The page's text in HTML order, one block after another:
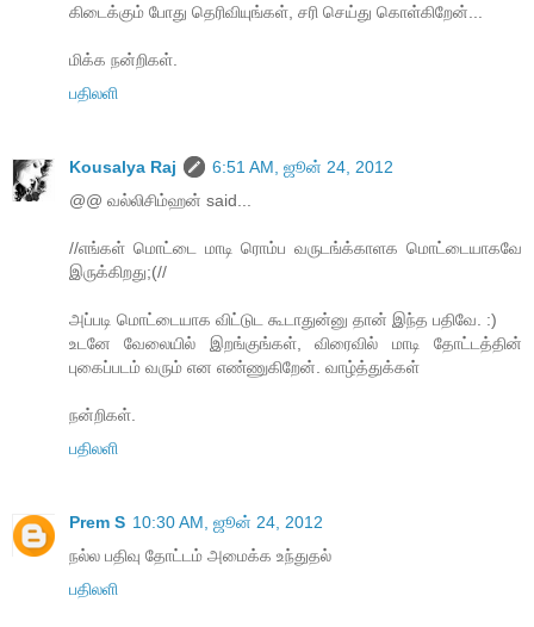
கிடைக்கும் போது தெரிவியுங்கள், சரி செய்து கொள்கிறேன்...
மிக்க நன்றிகள்.
பதிலளி
Kousalya Raj
6:51 AM, ஜூன் 24, 2012
@@ வல்லிசிம்ஹன் said...
//எங்கள் மொட்டை மாடி ரொம்ப வருடங்க்காளக மொட்டையாகவே
இருக்கிறது;(//
அப்படி மொட்டையாக விட்டுட கூடாதுன்னு தான் இந்த பதிவே. :)
உடனே வேலையில் இறங்குங்கள், விரைவில் மாடி தோட்டத்தின்
புகைப்படம் வரும் என எண்ணுகிறேன். வாழ்த்துக்கள்
நன்றிகள்.
பதிலளி
Prem S 10:30 AM, ஜூன் 24, 2012
நல்ல பதிவு தோட்டம் அமைக்க உந்துதல்
பதிலளி